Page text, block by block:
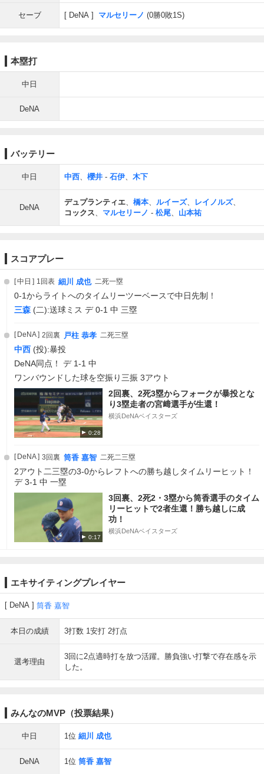
セーブ DeNA マルセリーノ (0勝0敗1S)
本塁打
中日
DeNA
バッテリー
中日 中西、 櫻井 - 石伊、 木下
DeNA
デュプランティエ、 橋本、 ルイーズ、 レイノルズ、
コックス、 マルセリーノ - 松尾、 山本祐
スコアプレー
中日 1回表 細川 成也 二死一塁
0-1からライトへのタイムリーツーベースで中日先制！
三森 (二):送球ミス デ 0-1 中 三塁
DeNA 2回裏 戸柱 恭孝 二死三塁
中西 (投):暴投
DeNA同点！ デ 1-1 中
ワンバウンドした球を空振り三振 3アウト
0:28
2回裏、2死3塁からフォークが暴投とな
り3塁走者の宮﨑選手が生還！
横浜DeNAベイスターズ
DeNA 3回裏 筒香 嘉智 二死二三塁
2アウト二三塁の3-0からレフトへの勝ち越しタイムリーヒット！
デ 3-1 中 一塁
0:17
3回裏、2死2・3塁から筒香選手のタイム
リーヒットで2者生還！勝ち越しに成
功！
横浜DeNAベイスターズ
エキサイティングプレイヤー
DeNA 筒香 嘉智
本日の成績 3打数 1安打 2打点
選考理由
3回に2点適時打を放つ活躍。勝負強い打撃で存在感を示
した。
みんなのMVP（投票結果）
中日 1位 細川 成也
DeNA 1位 筒香 嘉智